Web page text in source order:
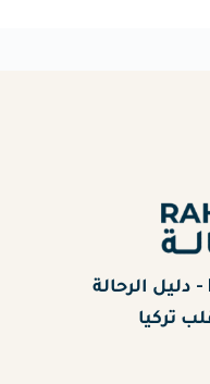
ابدأ رحلتك بثقة مع Rahala Guide - دليل الرحالة
تركيا